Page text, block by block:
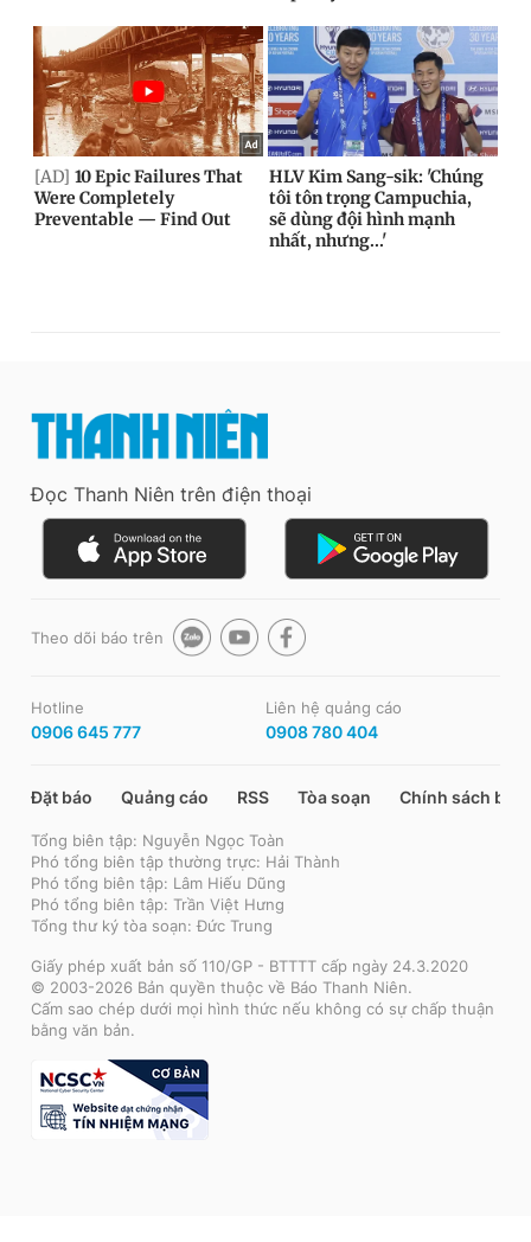
Đọc Thanh Niên trên điện thoại
Theo dõi báo trên
Hotline
0906 645 777
Liên hệ quảng cáo
0908 780 404
Đặt báo Quảng cáo RSS Tòa soạn Chính sách bảo
Tổng biên tập: Nguyễn Ngọc Toàn
Phó tổng biên tập thường trực: Hải Thành
Phó tổng biên tập: Lâm Hiếu Dũng
Phó tổng biên tập: Trần Việt Hưng
Tổng thư ký tòa soạn: Đức Trung
Giấy phép xuất bản số 110/GP - BTTTT cấp ngày 24.3.2020
© 2003-2026 Bản quyền thuộc về Báo Thanh Niên.
Cấm sao chép dưới mọi hình thức nếu không có sự chấp thuận
bằng văn bản.